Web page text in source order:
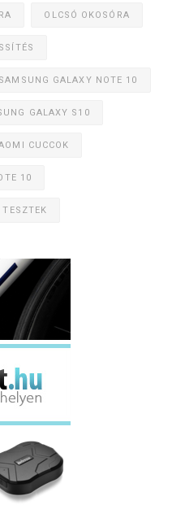
OLCSÓ OKOSÓRA
SAMSUNG GALAXY NOTE 10
GALAXY S10
CUCCOK
10